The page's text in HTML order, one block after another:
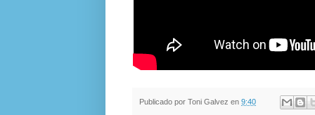
Publicado por Toni Galvez en 9:40